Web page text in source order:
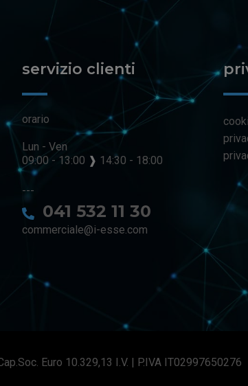
servizio clienti
orario
Lun - Ven
09:00 - 13:00 ❱ 14:30 - 18:00
---
041 532 11 30
commerciale@i-esse.com
Euro 10.329,13 I.V. | P.IVA IT02997650276